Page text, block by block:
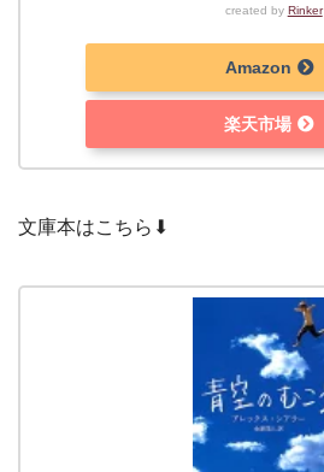
created by Rinker
Amazon
楽天市場
文庫本はこちら⬇︎